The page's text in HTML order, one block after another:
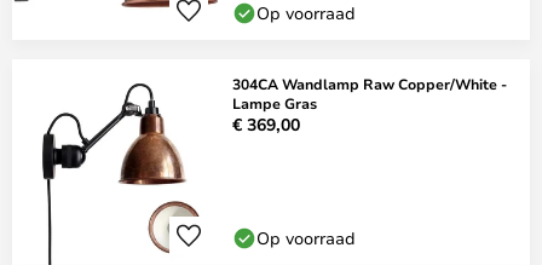
Op voorraad
304CA Wandlamp Raw Copper/White -
Lampe Gras
€ 369,00
Op voorraad